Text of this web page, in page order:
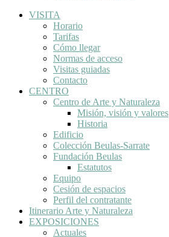
VISITA
Horario
Tarifas
Cómo llegar
Normas de acceso
Visitas guiadas
Contacto
CENTRO
Centro de Arte y Naturaleza
Misión, visión y valores
Historia
Edificio
Colección Beulas-Sarrate
Fundación Beulas
Estatutos
Equipo
Cesión de espacios
Perfil del contratante
Itinerario Arte y Naturaleza
EXPOSICIONES
Actuales